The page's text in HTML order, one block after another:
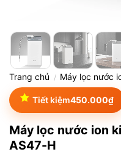
Trang chủ / Máy lọc nước
Tiết kiệm450.000₫
Máy lọc nước ion
AS47-H